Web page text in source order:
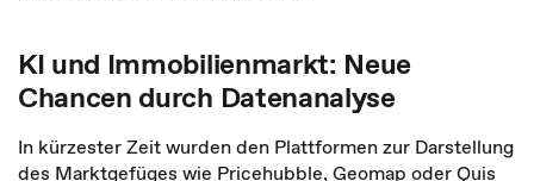
KI und Immobilienmarkt: Neue
Chancen durch Datenanalyse
In kürzester Zeit wurden den Plattformen zur Darstellung
des Marktgefüges wie Pricehubble, Geomap oder Quis